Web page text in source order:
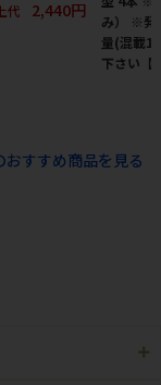
代
2,440円
み） ※発
量(混載
下さい【
おすすめ商品を見る